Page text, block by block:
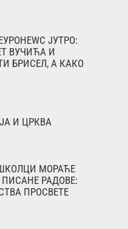
ЈУТРО:
ВУЧИЋА И
БРИСЕЛ, А КАКО
И ЦРКВА
МОРАЋЕ
РАДОВЕ:
ПРОСВЕТЕ